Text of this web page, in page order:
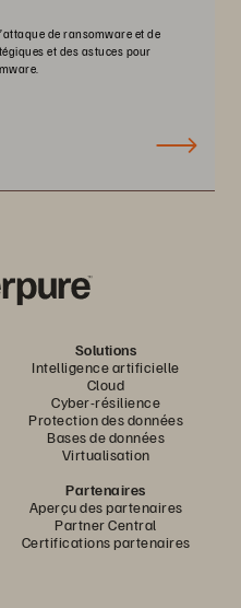
de ransomware et de
et des astuces pour
Solutions
Intelligence artificielle
Cloud
Cyber-résilience
Protection des données
Bases de données
Virtualisation
Partenaires
Aperçu des partenaires
Partner Central
Certifications partenaires